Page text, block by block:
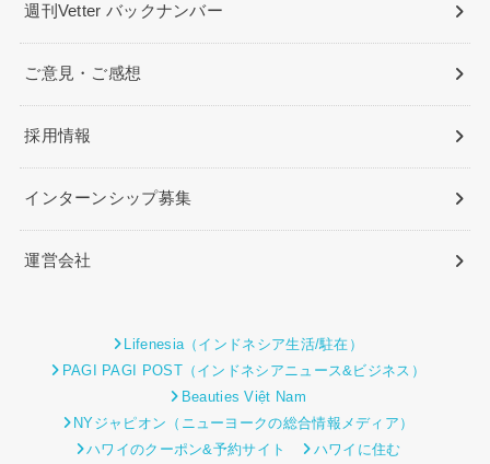
週刊Vetter バックナンバー
ご意見・ご感想
採用情報
インターンシップ募集
運営会社
Lifenesia（インドネシア生活/駐在）
PAGI PAGI POST（インドネシアニュース&ビジネス）
Beauties Việt Nam
NYジャピオン（ニューヨークの総合情報メディア）
ハワイのクーポン&予約サイト
ハワイに住む